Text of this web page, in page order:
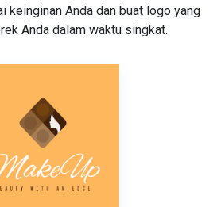
keinginan Anda dan buat logo yang
Anda dalam waktu singkat.